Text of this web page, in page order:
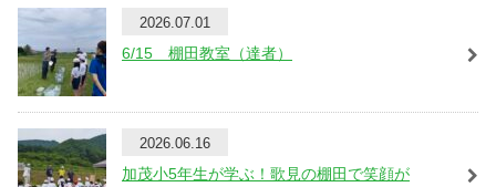
2026.07.01
6/15 棚田教室（達者）
2026.06.16
加茂小5年生が学ぶ！歌見の棚田で笑顔が